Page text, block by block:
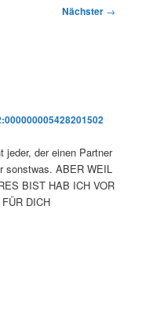
Nächster →
jeder, der einen Partner
sonstwas. ABER WEIL
BIST HAB ICH VOR
DICH